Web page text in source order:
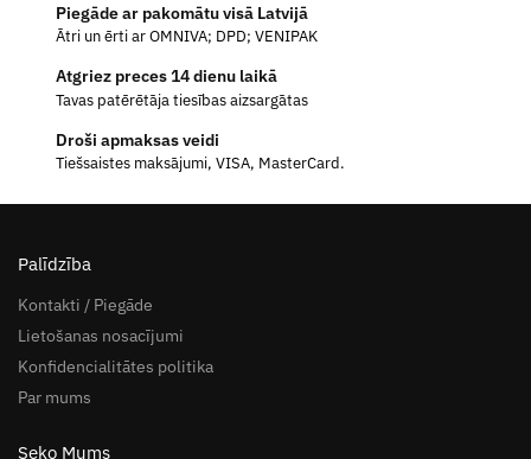
Piegāde ar pakomātu visā Latvijā
Ātri un ērti ar OMNIVA; DPD; VENIPAK
Atgriez preces 14 dienu laikā
Tavas patērētāja tiesības aizsargātas
Droši apmaksas veidi
Tiešsaistes maksājumi, VISA, MasterCard.
Palīdzība
Kontakti / Piegāde
Lietošanas nosacījumi
Konfidencialitātes politika
Par mums
Seko Mums